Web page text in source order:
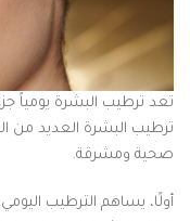
تعد ترطيب البشرة يومياً
ترطيب البشرة العديد من
صحية ومشرقة.
أولًا، يساهم الترطيب